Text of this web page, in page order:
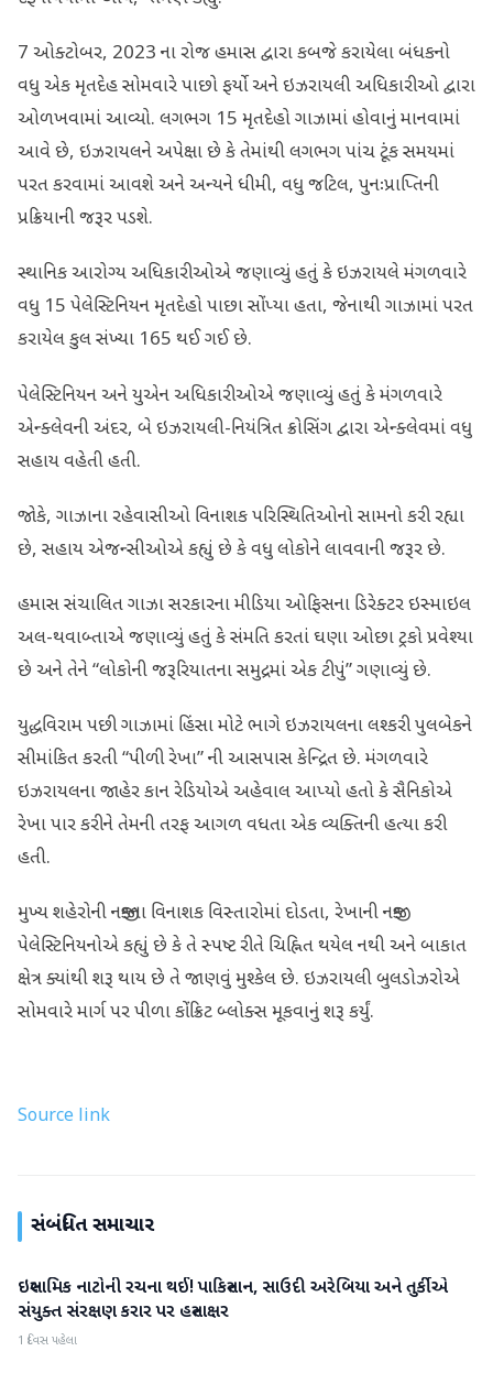
7 ઓક્ટોબર, 2023 ના રોજ હમાસ દ્વારા કબજે કરાયેલા બંધકનો
વધુ એક મૃતદેહ સોમવારે પાછો ફર્યો અને ઇઝરાયલી અધિકારીઓ દ્વારા
ઓળખવામાં આવ્યો. લગભગ 15 મૃતદેહો ગાઝામાં હોવાનું માનવામાં
આવે છે, ઇઝરાયલને અપેક્ષા છે કે તેમાંથી લગભગ પાંચ ટૂંક સમયમાં
પરત કરવામાં આવશે અને અન્યને ધીમી, વધુ જટિલ, પુનઃપ્રાપ્તિની
પ્રક્રિયાની જરૂર પડશે.
સ્થાનિક આરોગ્ય અધિકારીઓએ જણાવ્યું હતું કે ઇઝરાયલે મંગળવારે
વધુ 15 પેલેસ્ટિનિયન મૃતદેહો પાછા સોંપ્યા હતા, જેનાથી ગાઝામાં પરત
કરાયેલ કુલ સંખ્યા 165 થઈ ગઈ છે.
પેલેસ્ટિનિયન અને યુએન અધિકારીઓએ જણાવ્યું હતું કે મંગળવારે
એન્ક્લેવની અંદર, બે ઇઝરાયલી-નિયંત્રિત ક્રોસિંગ દ્વારા એન્ક્લેવમાં વધુ
સહાય વહેતી હતી.
જોકે, ગાઝાના રહેવાસીઓ વિનાશક પરિસ્થિતિઓનો સામનો કરી રહ્યા
છે, સહાય એજન્સીઓએ કહ્યું છે કે વધુ લોકોને લાવવાની જરૂર છે.
હમાસ સંચાલિત ગાઝા સરકારના મીડિયા ઓફિસના ડિરેક્ટર ઇસ્માઇલ
અલ-થવાબ્તાએ જણાવ્યું હતું કે સંમતિ કરતાં ઘણા ઓછા ટ્રકો પ્રવેશ્યા
છે અને તેને “લોકોની જરૂરિયાતના સમુદ્રમાં એક ટીપું” ગણાવ્યું છે.
યુદ્ધવિરામ પછી ગાઝામાં હિંસા મોટે ભાગે ઇઝરાયલના લશ્કરી પુલબેકને
સીમાંકિત કરતી “પીળી રેખા” ની આસપાસ કેન્દ્રિત છે. મંગળવારે
ઇઝરાયલના જાહેર કાન રેડિયોએ અહેવાલ આપ્યો હતો કે સૈનિકોએ
રેખા પાર કરીને તેમની તરફ આગળ વધતા એક વ્યક્તિની હત્યા કરી
હતી.
મુખ્ય શહેરોની નજીકના વિનાશક વિસ્તારોમાં દોડતા, રેખાની નજીક
પેલેસ્ટિનિયનોએ કહ્યું છે કે તે સ્પષ્ટ રીતે ચિહ્નિત થયેલ નથી અને બાકાત
ક્ષેત્ર ક્યાંથી શરૂ થાય છે તે જાણવું મુશ્કેલ છે. ઇઝરાયલી બુલડોઝરોએ
સોમવારે માર્ગ પર પીળા કોંક્રિટ બ્લોક્સ મૂકવાનું શરૂ કર્યું.
Source link
સંબંધિત સમાચાર
આંતરરાષ્ટ્રીય
ઇસ્લામિક નાટોની રચના થઈ! પાકિસ્તાન, સાઉદી અરેબિયા અને તુર્કીએ
સંયુક્ત સંરક્ષણ કરાર પર હસ્તાક્ષર
1 દિવસ પહેલા